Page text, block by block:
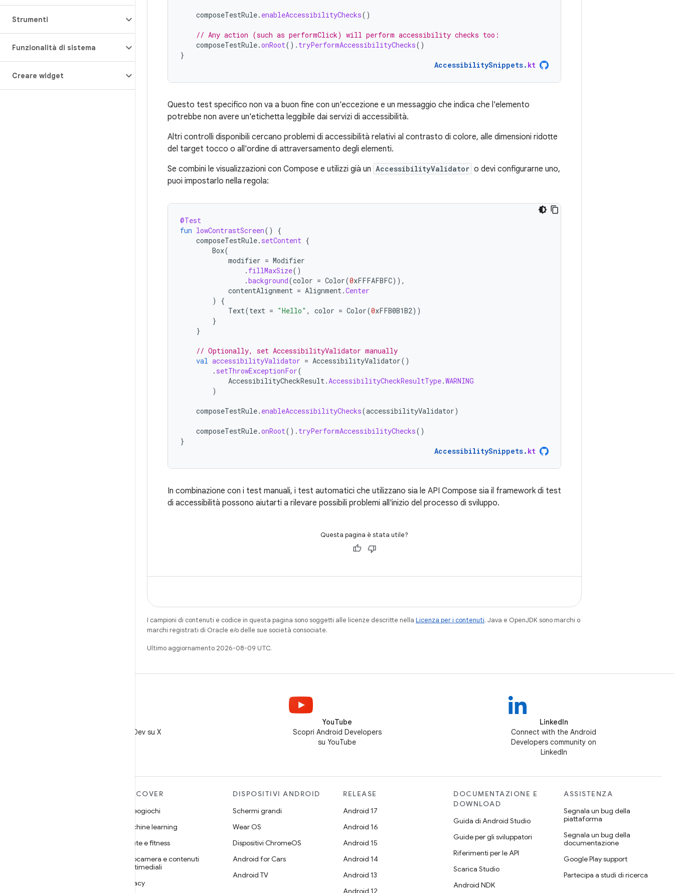
Strumenti
Funzionalità di sistema
Creare widget
composeTestRule. enableAccessibilityChecks()
// Any action (such as performClick) will perform accessibility checks too:
composeTestRule.onRoot(). tryPerformAccessibilityChecks()
}
AccessibilitySnippets. kt
Questo test specifico non va a buon fine con un'eccezione e un messaggio che indica che l'elemento
potrebbe non avere un'etichetta leggibile dai servizi di accessibilità.
Altri controlli disponibili cercano problemi di accessibilità relativi al contrasto di colore, alle dimensioni ridotte
del target tocco o all'ordine di attraversamento degli elementi.
Se combini le visualizzazioni con Compose e utilizzi già un AccessibilityValidator o devi configurarne uno,
puoi impostarlo nella regola:
@Test
fun lowContrastScreen()
{
composeTestRule. setContent {
Box(
modifier = Modifier
. fillMaxSize()
.background(color = Color(0xFFFAFBFC)),
contentAlignment = Alignment.Center
)
{
Text(text = "Hello" , color = Color(0xFFB0B1B2))
}
}
// Optionally, set AccessibilityValidator manually
val accessibilityValidator = AccessibilityValidator()
. setThrowExceptionFor(
AccessibilityCheckResult.AccessibilityCheckResultType.WARNING
)
composeTestRule. enableAccessibilityChecks(accessibilityValidator)
composeTestRule.onRoot(). tryPerformAccessibilityChecks()
}
AccessibilitySnippets. kt
In combinazione con i test manuali, i test automatici che utilizzano sia le API Compose sia il framework di test
di accessibilità possono aiutarti a rilevare possibili problemi all'inizio del processo di sviluppo.
Questa pagina è stata utile?
I campioni di contenuti e codice in questa pagina sono soggetti alle licenze descritte nella Licenza per i contenuti. Java e OpenJDK sono marchi o
marchi registrati di Oracle e/o delle sue società consociate.
Ultimo aggiornamento 2026-08-09 UTC.
Segui @AndroidDev su X
YouTube
Scopri Android Developers
su YouTube
LinkedIn
Connect with the Android
Developers community on
LinkedIn
DISCOVER
Videogiochi
Machine learning
Salute e fitness
Fotocamera e contenuti
multimediali
Privacy
DISPOSITIVI ANDROID
Schermi grandi
Wear OS
Dispositivi ChromeOS
Android for Cars
Android TV
RELEASE
Android 17
Android 16
Android 15
Android 14
Android 13
Android 12
DOCUMENTAZIONE E
DOWNLOAD
Guida di Android Studio
Guide per gli sviluppatori
Riferimenti per le API
Scarica Studio
Android NDK
ASSISTENZA
Segnala un bug della
piattaforma
Segnala un bug della
documentazione
Google Play support
Partecipa a studi di ricerca